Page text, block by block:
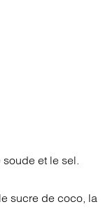
et le sel.
sucre de coco, la